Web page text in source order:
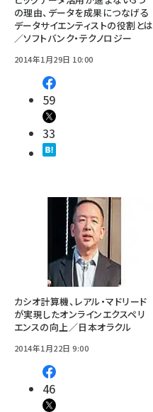
の理由、データを成果につなげる
データサイエンティストの役割とは
／ソフトバンク・テクノロジー
2014年1月29日 10:00
59
33
カシオ計算機、レアル・マドリード
が実現したオンラインエクスペリ
エンスの向上／日本オラクル
2014年1月22日 9:00
46